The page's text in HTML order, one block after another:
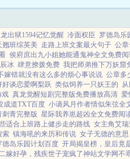
出狱1594记忆觉醒 冷面权臣 罗德岛乐
翘班综英美 走路上班文案最火句子 公
侯府庶出九小姐她能通鬼神全文免费
冰 肆意撩拨免费 我把师弟推下万妖窟
嫁错就没有这么多的烦心事说说 公章多
好谈恋爱啊梨跃 类似饲养一只妖王的
戏 真龙觉醒短剧完整版免费播放高清 爱
成道TXT百度 小谪风月作者情似朱弦全
刺青完整版 星际我养崽超凶全文免费阅
适合上班路上健步走的路线 女主角艾瑞
索 镇海吼的来历和传说 女子无德的意思
德岛乐园计划百度 开局揭皇榜，皇后竟
嫁好孕，残疾世子宠疯了神站文学网不